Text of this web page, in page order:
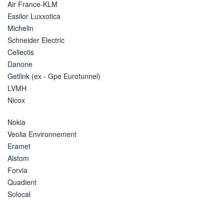
Air France-KLM
Essilor Luxxotica
Michelin
Schneider Electric
Cellectis
Danone
Getlink (ex - Gpe Eurotunnel)
LVMH
Nicox
Nokia
Veolia Environnement
Eramet
Alstom
Forvia
Quadient
Solocal